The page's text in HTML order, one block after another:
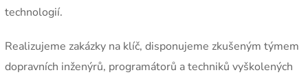
technologií.
Realizujeme zakázky na klíč, disponujeme zkušeným týmem
dopravních inženýrů, programátorů a techniků vyškolených